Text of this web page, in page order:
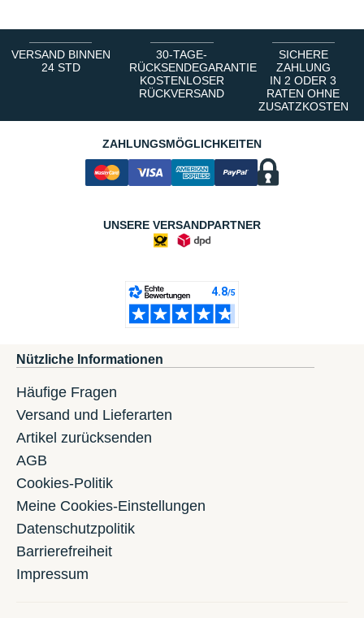
VERSAND BINNEN
24 STD
30-TAGE-
RÜCKSENDEGARANTIE
KOSTENLOSER
RÜCKVERSAND
SICHERE
ZAHLUNG
IN 2 ODER 3
RATEN OHNE
ZUSATZKOSTEN
ZAHLUNGSMÖGLICHKEITEN
UNSERE VERSANDPARTNER
Nützliche Informationen
Häufige Fragen
Versand und Lieferarten
Artikel zurücksenden
AGB
Cookies-Politik
Meine Cookies-Einstellungen
Datenschutzpolitik
Barrierefreiheit
Impressum